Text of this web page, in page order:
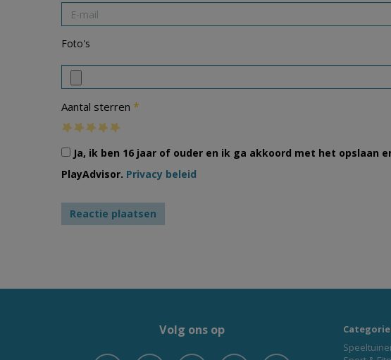
Foto's
Aantal sterren *
Ja, ik ben 16 jaar of ouder en ik ga akkoord met het opslaan
PlayAdvisor. Privacy beleid
Volg ons op